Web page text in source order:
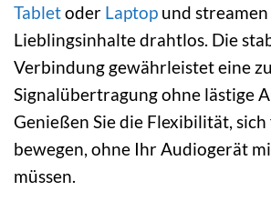
Tabletoder Laptop und
Lieblingsinhalte drahtlos. Die
Verbindung gewährleistet eine
Signalübertragung ohne lästige
Genießen Sie die Flexibilität,
bewegen, ohne Ihr Audiogerät
müssen.